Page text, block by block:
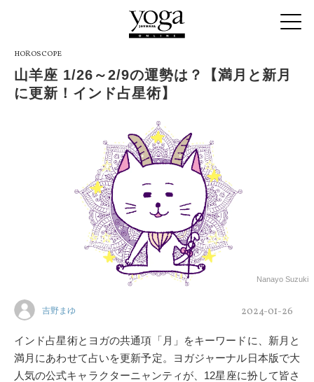
HOROSCOPE
山羊座 1/26～2/9の運勢は？【満月と新月
に更新！インド占星術】
Nanayo Suzuki
吉野まゆ 2024-01-26
インド占星術とヨガの共通項「月」をキーワードに、新月と
満月にあわせて占いを更新予定。ヨガジャーナル日本版で大
人気の公式キャラクターニャンティが、12星座に扮して皆さ